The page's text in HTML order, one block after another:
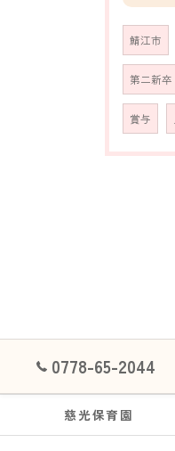
鯖江市
第二新卒
賞与
0778-65-2044
慈光保育園